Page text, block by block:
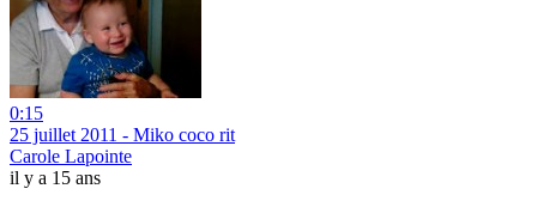
0:15
25 juillet 2011 - Miko coco rit
Carole Lapointe
il y a 15 ans